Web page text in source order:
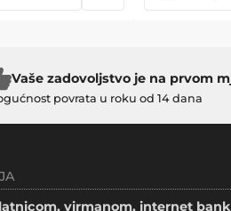
Vaše zadovoljstvo je na prvom
povrata u roku od 14 dana
virmanom, internet